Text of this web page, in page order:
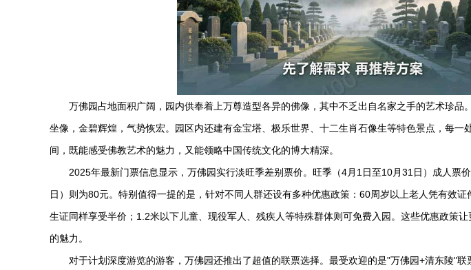
万佛园占地面积广阔，园内供奉着上万尊造型各异的佛像，其中不乏出自名家之手的艺术珍品
坐像，金碧辉煌，气势恢宏。园区内还建有金宝塔、极乐世界、十二生肖石像生等特色景点，每一
间，既能感受佛教艺术的魅力，又能领略中国传统文化的博大精深。
2025年最新门票信息显示，万佛园实行淡旺季差别票价。旺季（4月1日至10月31日）成人票
日）则为80元。特别值得一提的是，针对不同人群还设有多种优惠政策：60周岁以上老人凭有效
生证同样享受半价；1.2米以下儿童、现役军人、残疾人等特殊群体则可免费入园。这些优惠政策
的魅力。
对于计划深度游览的游客，万佛园还推出了超值的联票选择。最受欢迎的是"万佛园+清东陵"